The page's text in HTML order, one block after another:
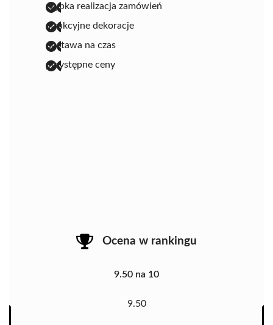
szybka realizacja zamówień
atrakcyjne dekoracje
dostawa na czas
przystępne ceny
Ocena w rankingu
9.50 na 10
9.50